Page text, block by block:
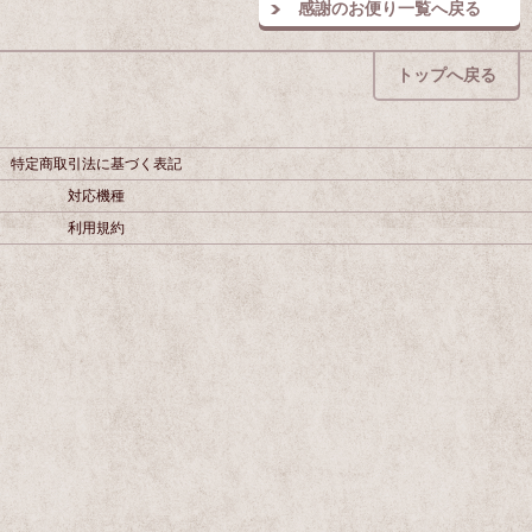
感謝のお便り一覧へ戻る
トップへ戻る
特定商取引法に基づく表記
対応機種
利用規約